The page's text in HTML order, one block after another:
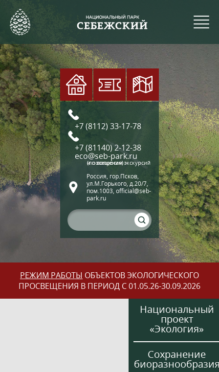
+7 (8112) 33-17-78
+7 (81140) 2-12-38
eco@seb-park.ru
(по вопросам экскурсий и посещения)
Россия, гор.Псков,
ул.М.Горького, д.20/7,
пом.1003, official@seb-
park.ru
РЕЖИМ РАБОТЫ ОБЪЕКТОВ ЭКОЛОГИЧЕСКОГО
ПРОСВЕЩЕНИЯ В ПЕРИОД С 01.05.26-30.09.2026
Национальный
проект
«Экология»
Сохранение